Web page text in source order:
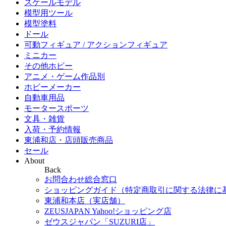
スケールモデル
模型用ツール
模型塗料
ドール
可動フィギュア / アクションフィギュア
ミニカー
その他ホビー
アニメ・ゲーム作品別
ホビーメーカー
自動車用品
モータースポーツ
文具・雑貨
入荷・予約情報
東浦和店・店頭販売商品
セール
About
Back
お問合わせ総合窓口
ショッピングガイド（特定商取引に関する法律に
東浦和本店（実店舗）
ZEUSJAPAN Yahoo!ショッピング店
ゼウスジャパン「SUZURI店」